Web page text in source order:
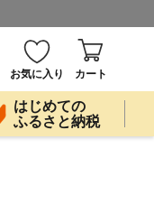
お気に入り カート
はじめての
ふるさと納税